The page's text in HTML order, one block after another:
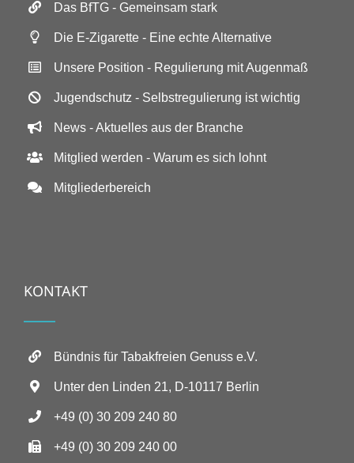
Das BfTG - Gemeinsam stark
Die E-Zigarette - Eine echte Alternative
Unsere Position - Regulierung mit Augenmaß
Jugendschutz - Selbstregulierung ist wichtig
News - Aktuelles aus der Branche
Mitglied werden - Warum es sich lohnt
Mitgliederbereich
KONTAKT
Bündnis für Tabakfreien Genuss e.V.
Unter den Linden 21, D-10117 Berlin
+49 (0) 30 209 240 80
+49 (0) 30 209 240 00